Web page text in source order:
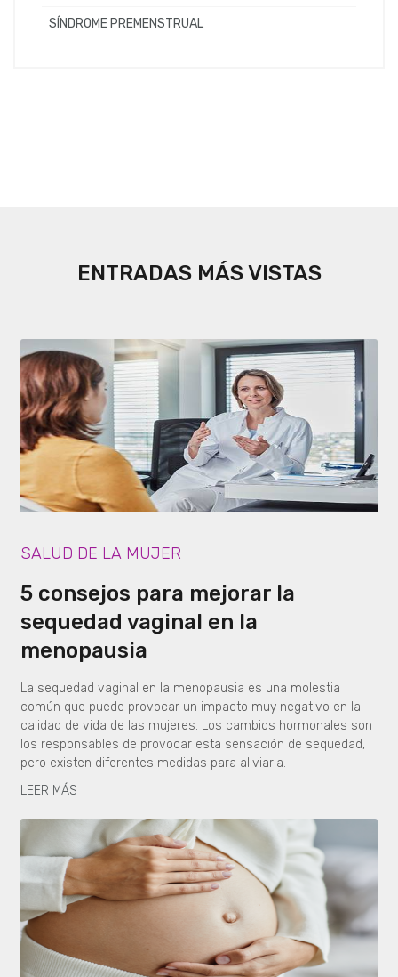
SÍNDROME PREMENSTRUAL
ENTRADAS MÁS VISTAS
SALUD DE LA MUJER
5 consejos para mejorar la
sequedad vaginal en la
menopausia
La sequedad vaginal en la menopausia es una molestia
común que puede provocar un impacto muy negativo en la
calidad de vida de las mujeres. Los cambios hormonales son
los responsables de provocar esta sensación de sequedad,
pero existen diferentes medidas para aliviarla.
LEER MÁS